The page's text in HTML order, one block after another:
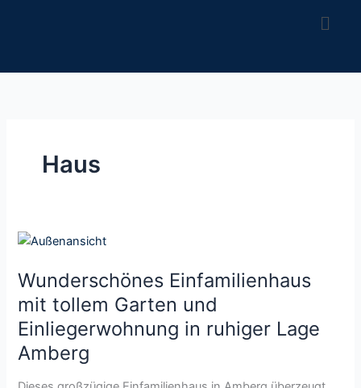
Haus
Wunderschönes Einfamilienhaus
mit tollem Garten und
Einliegerwohnung in ruhiger Lage
Amberg
W
n
d
r
s